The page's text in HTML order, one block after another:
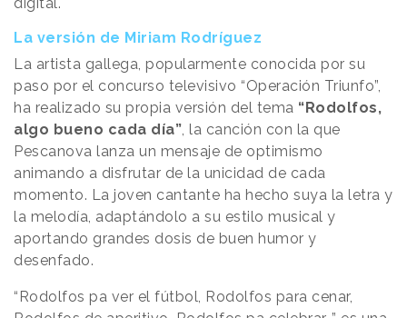
La versión de Miriam Rodríguez
La artista gallega, popularmente conocida por su
paso por el concurso televisivo “Operación Triunfo”,
ha realizado su propia versión del tema “Rodolfos,
algo bueno cada día”, la canción con la que
Pescanova lanza un mensaje de optimismo
animando a disfrutar de la unicidad de cada
momento. La joven cantante ha hecho suya la letra y
la melodía, adaptándolo a su estilo musical y
aportando grandes dosis de buen humor y
desenfado.
“Rodolfos pa ver el fútbol, Rodolfos para cenar,